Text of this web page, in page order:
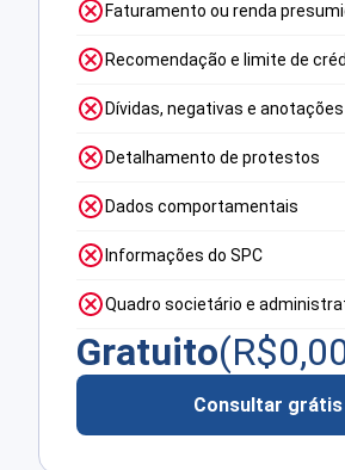
Faturamento ou renda
Recomendação e limite de
Dívidas, negativas e anotações
Detalhamento de protestos
Dados comportamentais
Informações do SPC
Quadro societário e
Gratuito(R$
Consultar grátis